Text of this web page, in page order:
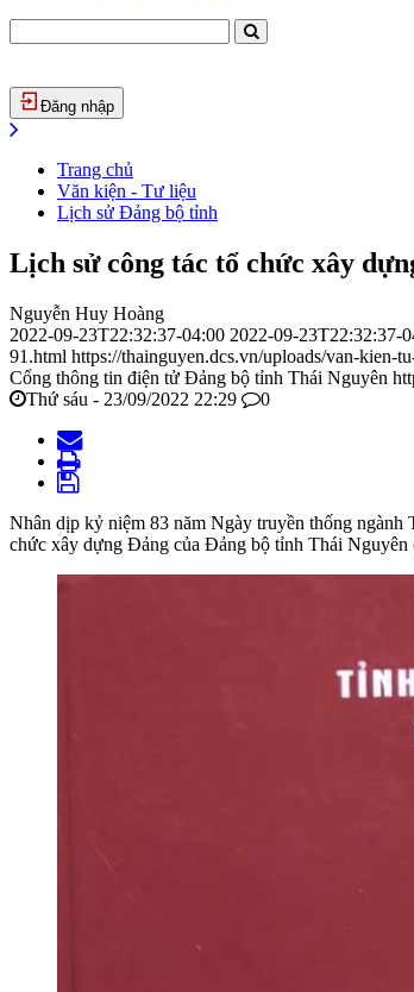
Đăng nhập
Trang chủ
Văn kiện - Tư liệu
Lịch sử Đảng bộ tỉnh
Lịch sử công tác tổ chức xây
Nguyễn Huy Hoàng
2022-09-23T22:32:37-04:00 2022-09-23T22:32:37-
91.html https://thainguyen.dcs.vn/uploads/van-kien-
Cổng thông tin điện tử Đảng bộ tỉnh Thái Nguyên
Thứ sáu - 23/09/2022 22:29
0
Nhân dịp kỷ niệm 83 năm Ngày truyền thống
chức xây dựng Đảng của Đảng bộ tỉnh Thái Nguyên